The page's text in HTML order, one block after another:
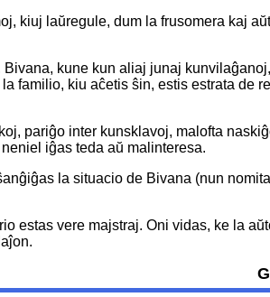
kiuj laŭregule, dum la frusomera kaj
kune kun aliaj junaj
familio, kiu aĉetis ŝin, estis estrata de
pariĝo inter kunsklavoj, malofta
iĝas teda aŭ malinteresa.
la situacio de Bivana (nun
estas vere majstraj. Oni vidas, ke la